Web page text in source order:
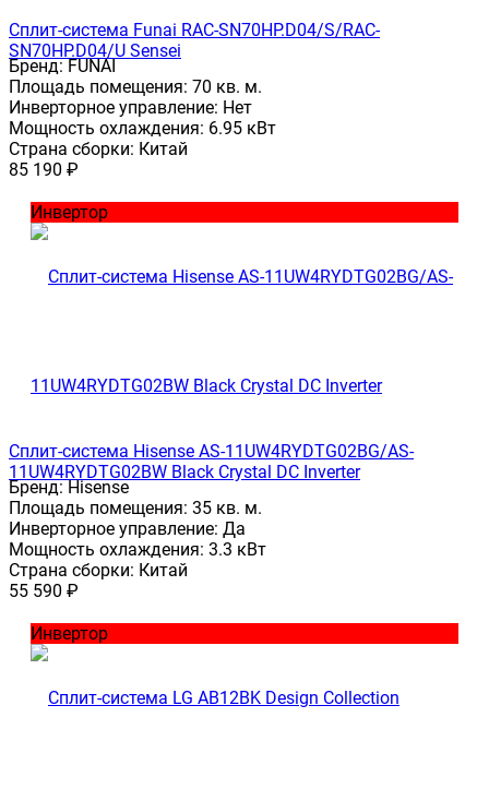
Сплит-система Funai RAC-SN70HP.D04/S/RAC-
SN70HP.D04/U Sensei
Бренд:FUNAI
Площадь помещения: 70 кв. м.
Инверторное управление: Нет
Мощность охлаждения: 6.95 кВт
Страна сборки: Китай
85 190 ₽
Инвертор
Сплит-система Hisense AS-11UW4RYDTG02BG/AS-
11UW4RYDTG02BW Black Crystal DC Inverter
Бренд:Hisense
Площадь помещения: 35 кв. м.
Инверторное управление: Да
Мощность охлаждения: 3.3 кВт
Страна сборки: Китай
55 590 ₽
Инвертор